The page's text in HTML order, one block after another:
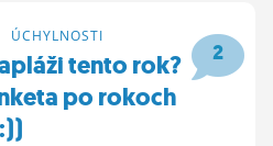
2
ÚCHYLNOSTI
tento rok?
po rokoch
:))